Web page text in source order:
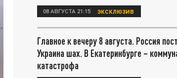
08 АВГУСТА 21:15 ЭКСКЛЮЗИВ
Главное к вечеру 8 августа. Россия
Украина шах. В Екатеринбурге –
катастрофа